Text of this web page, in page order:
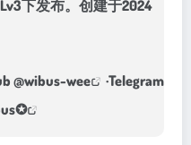
下发布。创建于2024
@wibus-wee
·Telegram